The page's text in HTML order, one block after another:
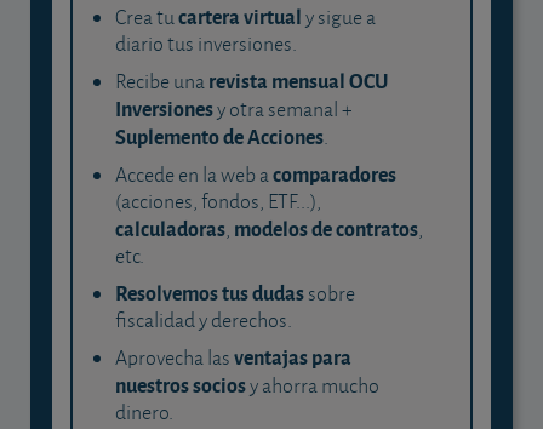
Crea tucartera virtualy sigue a
diario tus inversiones.
Recibe unarevista mensual OCU
Inversionesy otra semanal +
Suplemento de Acciones.
Accede en la web acomparadores
(acciones, fondos, ETF...),
calculadoras, modelos de contratos,
etc.
Resolvemos tus dudassobre
fiscalidad y derechos.
Aprovecha lasventajas para
nuestros sociosy ahorra mucho
dinero.